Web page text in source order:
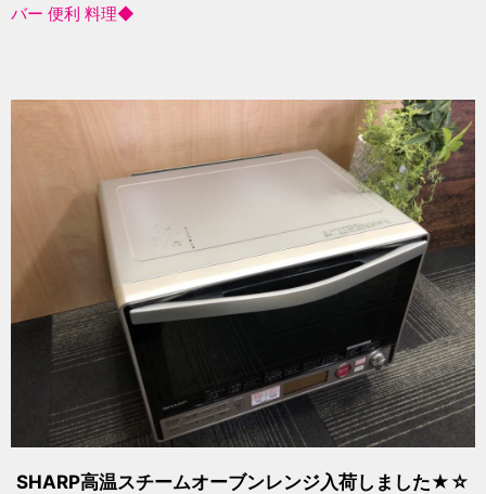
バー 便利 料理◆
SHARP高温スチームオーブンレンジ入荷しました★☆